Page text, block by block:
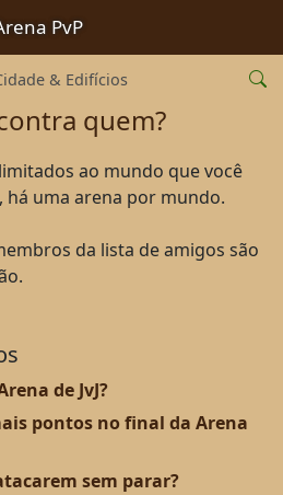
PvP
& Edifícios
quem?
ao mundo que você
há uma arena por mundo.
da lista de amigos são
de JvJ?
pontos no final da Arena
sem parar?